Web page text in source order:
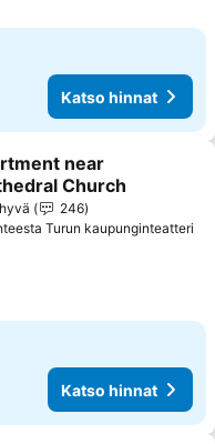
Katso hinnat
near
Church
246
Turun kaupunginteatteri
Katso hinnat